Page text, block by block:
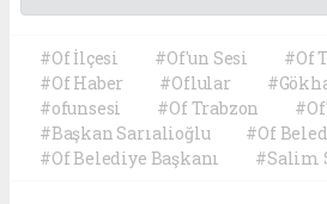
#Of İlçesi #Of'un Sesi
#Of
#Of Haber
#Oflular
#ofunsesi
#Of Trabzon
#Başkan Sarıalioğlu
#Of
#Of Belediye Başkanı
#Salim